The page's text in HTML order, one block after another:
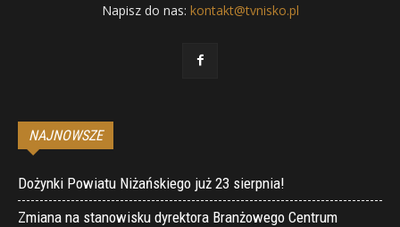
Napisz do nas: kontakt@tvnisko.pl
NAJNOWSZE
Dożynki Powiatu Niżańskiego już 23 sierpnia!
Zmiana na stanowisku dyrektora Branżowego Centrum